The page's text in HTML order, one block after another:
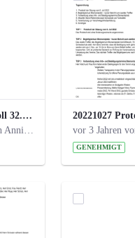
220113 Protokoll 32. Steuerungskreis.pdf
vor 2 Jahren von Anni Schlumberger
GENEHMIGT